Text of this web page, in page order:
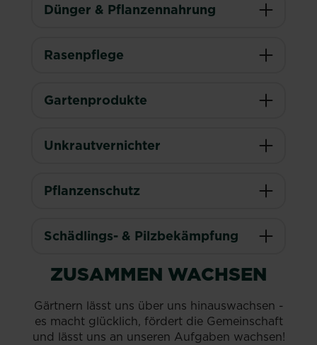
Dünger & Pflanzennahrung
Rasenpflege
Gartenprodukte
Unkrautvernichter
Pflanzenschutz
Schädlings- & Pilzbekämpfung
ZUSAMMEN WACHSEN
Gärtnern lässt uns über uns hinauswachsen -
es macht glücklich, fördert die Gemeinschaft
und lässt uns an unseren Aufgaben wachsen!